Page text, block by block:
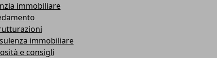
immobiliare
immobiliare
e consigli